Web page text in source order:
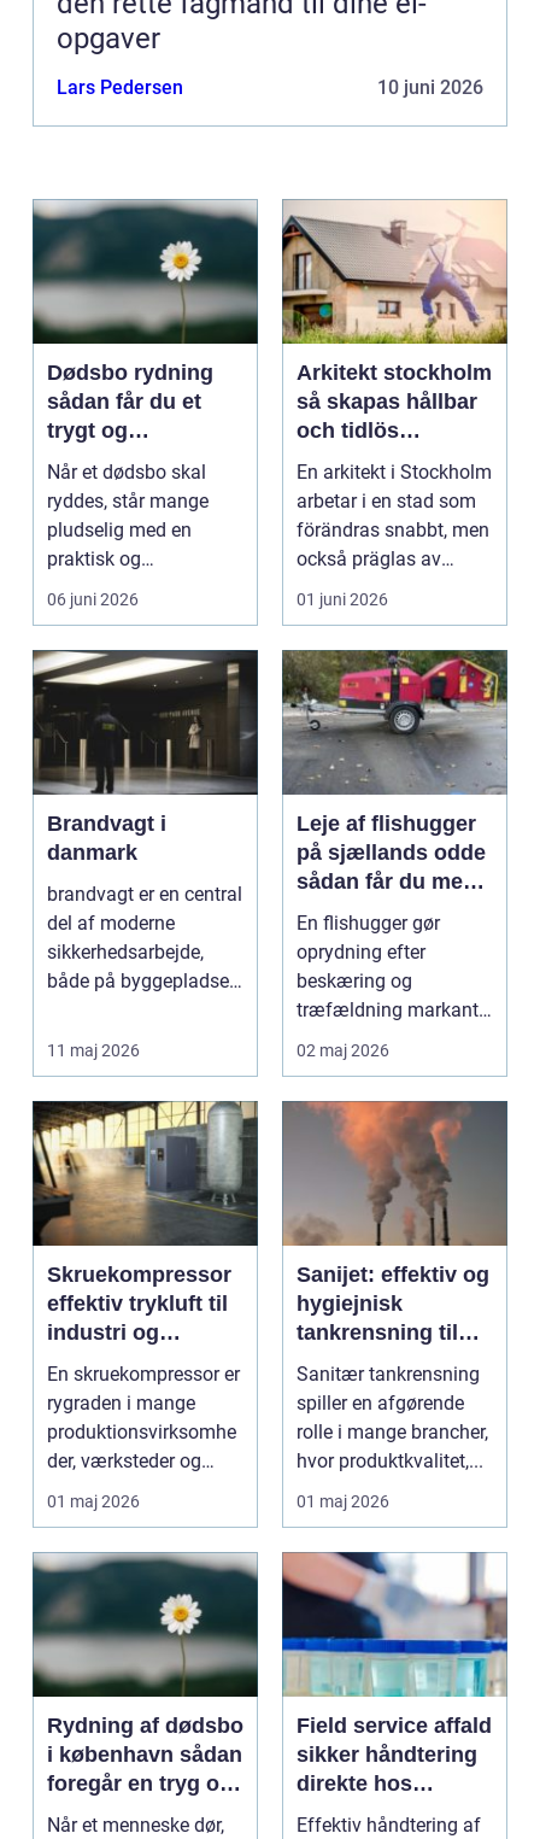
opgaver
Lars Pedersen 10 juni 2026
Dødsbo rydning
sådan får du et
trygt og
respektfuldt forløb
Når et dødsbo skal
ryddes, står mange
pludselig med en
praktisk og
følelsesmæssig
opgave på én gang....
06 juni 2026
Arkitekt stockholm
så skapas hållbar
och tidlös
arkitektur i
huvudstaden
En arkitekt i Stockholm
arbetar i en stad som
förändras snabbt, men
också präglas av
starka historis...
01 juni 2026
Brandvagt i
danmark
brandvagt er en central
del af moderne
sikkerhedsarbejde,
både på byggepladser,
11 maj 2026
Leje af flishugger
på sjællands odde
sådan får du mest
ud af arbejdet
En flishugger gør
oprydning efter
beskæring og
træfældning markant
lettere. I stedet for at
bruge we...
02 maj 2026
Skruekompressor
effektiv trykluft til
industri og
værksted
En skruekompressor er
rygraden i mange
produktionsvirksomhe
der, værksteder og
autohuse. Den leverer
01 maj 2026
Sanijet: effektiv og
hygiejnisk
tankrensning til
krævende
industrier
Sanitær tankrensning
spiller en afgørende
rolle i mange brancher,
hvor produktkvalitet,...
01 maj 2026
Rydning af dødsbo
i københavn sådan
foregår en tryg og
effektiv proces
Når et menneske dør,
Field service affald
sikker håndtering
direkte hos
virksomheden
Effektiv håndtering af